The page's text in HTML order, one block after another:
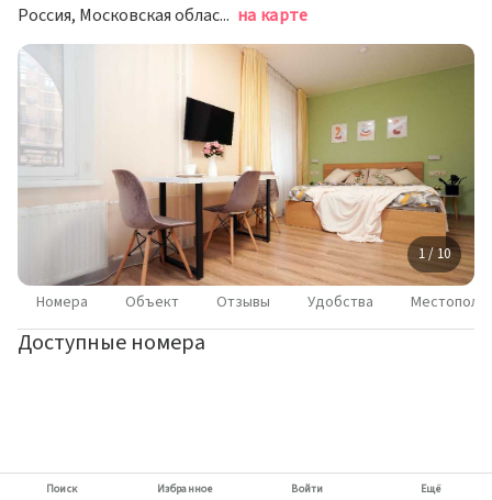
Россия, Московская область, Одинцово, Лайково Мелоди 21/1 на карте
1 / 10
Номера Объект Отзывы Удобства
Доступные номера
Поиск Избранное Войти Ещё